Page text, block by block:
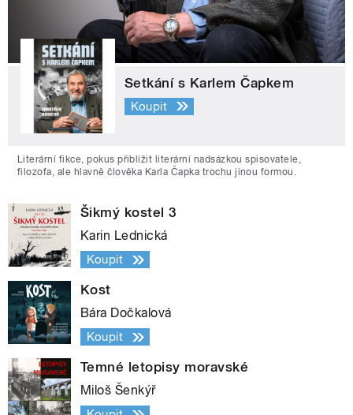
Setkání s Karlem Čapkem
Koupit
Literární fikce, pokus přiblížit literární nadsázkou spisovatele,
filozofa, ale hlavně člověka Karla Čapka trochu jinou formou.
Šikmý kostel 3
Karin Lednická
Koupit
Kost
Bára Dočkalová
Koupit
Temné letopisy moravské
Miloš Šenkýř